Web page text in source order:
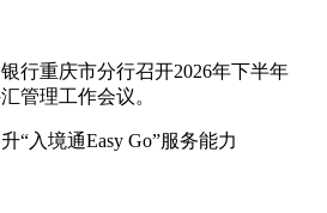
行重庆市分行召开2026年下半年
管理工作会议。
“入境通Easy Go”服务能力